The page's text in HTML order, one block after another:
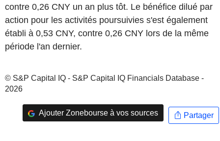
contre 0,26 CNY un an plus tôt. Le bénéfice dilué par
action pour les activités poursuivies s'est également
établi à 0,53 CNY, contre 0,26 CNY lors de la même
période l'an dernier.
© S&P Capital IQ - S&P Capital IQ Financials Database -
2026
Ajouter Zonebourse à vos sources Partager